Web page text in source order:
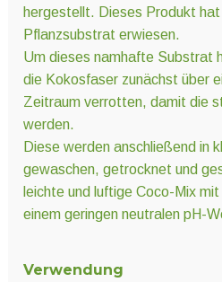
hergestellt. Dieses Produkt hat
Pflanzsubstrat erwiesen.
Um dieses namhafte Substrat
die Kokosfaser zunächst über
Zeitraum verrotten, damit die
werden.
Diese werden anschließend in
gewaschen, getrocknet und
leichte und luftige Coco-Mix
einem geringen neutralen pH-
Verwendung